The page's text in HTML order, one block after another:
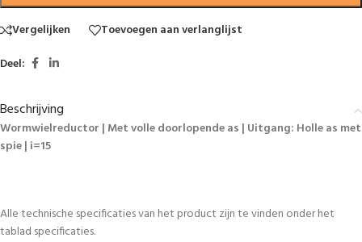
Vergelijken
Toevoegen aan verlanglijst
Deel:
Beschrijving
Wormwielreductor | Met volle doorlopende as | Uitgang: Holle as met
spie | i=15
Alle technische specificaties van het product zijn te vinden onder het
tablad specificaties.